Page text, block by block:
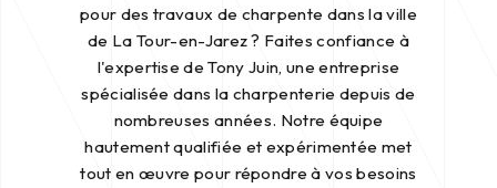
pour des travaux de charpente dans la ville
de La Tour-en-Jarez ? Faites confiance à
l'expertise de Tony Juin, une entreprise
spécialisée dans la charpenterie depuis de
nombreuses années. Notre équipe
hautement qualifiée et expérimentée met
tout en œuvre pour répondre à vos besoins